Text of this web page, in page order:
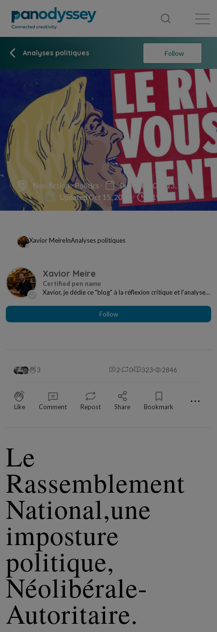
Analyses politiques Follow
Non-fiction Politics
Published Oct 13, 2025
Updated Oct 15, 2025
19 min
Xavior MeireInAnalyses politiques
Xavior Meire
Xavior, je dédie ce "blog" à la réflexion critique et l'analyse
Follow
3 2 0 323 2846
Like Comment Repost Share Bookmark ⋯
Le
Rassemblement
National,une
imposture
politique,
Néolibérale-
Autoritaire.